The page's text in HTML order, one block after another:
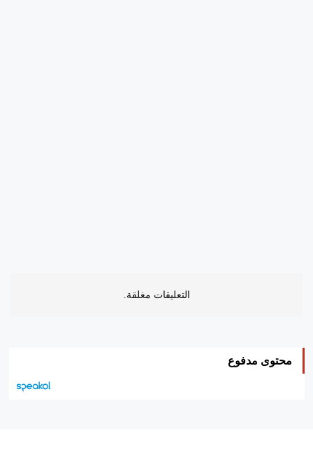
التعليقات مغلقة.
محتوى مدفوع